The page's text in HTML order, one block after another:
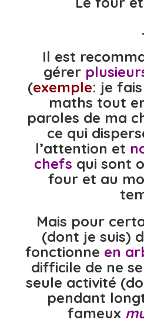
.
Il est
gérer
(exemple: je
maths tout
paroles de ma
ce qui
l’attention et
chefs qui sont
four et au
Mais pour
(dont je suis)
fonctionne en
difficile de ne
seule activité
pendant
fameux